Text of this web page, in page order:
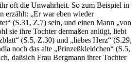
oft die Unwahrheit. So zum Beispiel in
erzählt: „Er war eben wieder
(S.31, Z.7) sein, und einen Mann „von
sie ihre Tochter dermaßen anlügt, liebt
(S.5, Z.30) und „liebes Herz“ (S.29,
noch das alte „Prinzeßkleidchen“ (S.5,
daßsich Frau Bergmann ihrer Tochter